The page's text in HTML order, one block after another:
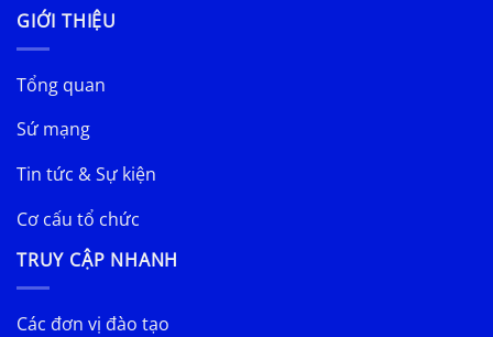
GIỚI THIỆU
Tổng quan
Sứ mạng
Tin tức & Sự kiện
Cơ cấu tổ chức
TRUY CẬP NHANH
Các đơn vị đào tạo